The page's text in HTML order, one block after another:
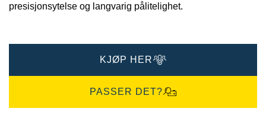
presisjonsytelse og langvarig pålitelighet.​
KJØP HER
PASSER DET?